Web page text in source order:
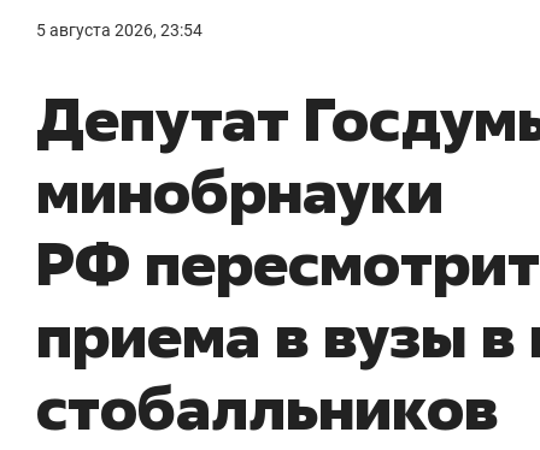
5 августа 2026, 23:54
Депутат
минобрнауки
РФ
приема в вузы в
стобалльников